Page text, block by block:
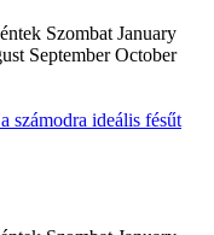
Szombat January
September October